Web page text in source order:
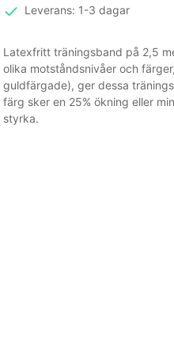
Leverans: 1-3 dagar
Latexfritt träningsband på 2,5
olika motståndsnivåer och
guldfärgade), ger dessa
färg sker en 25% ökning eller
styrka.